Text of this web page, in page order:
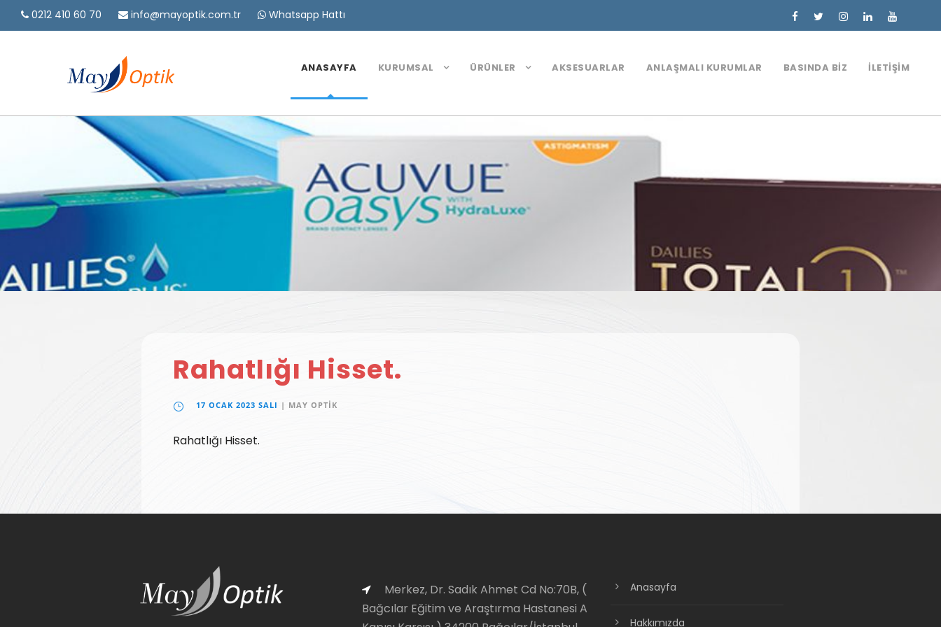
0212 410 60 70 info@mayoptik.com.tr Whatsapp Hattı
ANASAYFA KURUMSAL ÜRÜNLER AKSESUARLAR ANLAŞMALI KURUMLAR BASINDA BIZ İLETIŞIM
Rahatlığı Hisset.
17 OCAK 2023 SALI | MAY OPTIK
Rahatlığı Hisset.
Merkez, Dr. Sadık Ahmet Cd No:70B, (
Bağcılar Eğitim ve Araştırma Hastanesi A
Anasayfa
Hakkımızda